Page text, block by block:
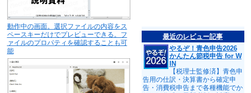
動作中の画面。選択ファイルの内容をス
ペースキーだけでプレビューできる。フ
ァイルのプロパティを確認することも可
能
最近のレビュー記事
やるぞ！青色申告2026
かんたん節税申告 for W
IN
【税理士監修済】青色申
告用の仕訳・決算書から確定申
告・消費税申告まで各種機能でか